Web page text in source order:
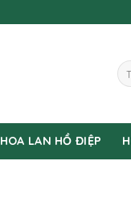
Tìm
HOA LAN HỒ ĐIỆP